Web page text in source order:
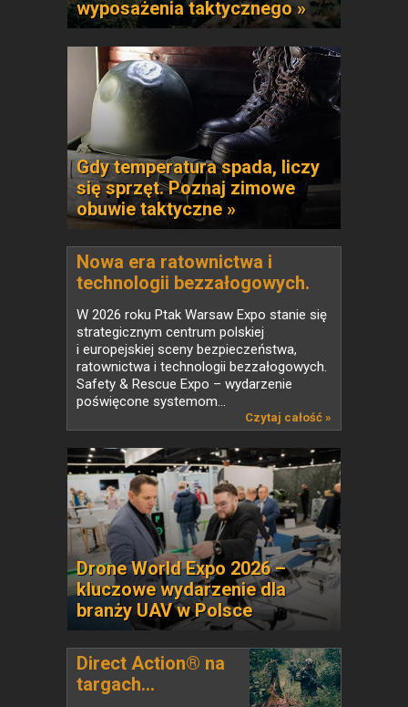
wyposażenia taktycznego »
Gdy temperatura spada, liczy
się sprzęt. Poznaj zimowe
obuwie taktyczne »
Nowa era ratownictwa i
technologii bezzałogowych.
Safety & Rescue Expo 2026 i
Drone World Expo łączą siły w
jednym miejscu
W 2026 roku Ptak Warsaw Expo stanie się
strategicznym centrum polskiej
i europejskiej sceny bezpieczeństwa,
ratownictwa i technologii bezzałogowych.
Safety & Rescue Expo – wydarzenie
poświęcone systemom...
Czytaj całość »
Drone World Expo 2026 –
kluczowe wydarzenie dla
branży UAV w Polsce
Direct Action® na
targach...